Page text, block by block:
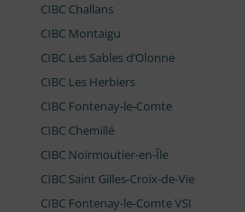
CIBC Challans
CIBC Montaigu
CIBC Les Sables d’Olonne
CIBC Les Herbiers
CIBC Fontenay-le-Comte
CIBC Chemillé
CIBC Noirmoutier-en-Île
CIBC Saint Gilles-Croix-de-Vie
CIBC Fontenay-le-Comte VSI